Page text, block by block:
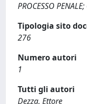
PROCESSO
Tipologia sito
276
Numero autori
1
Tutti gli autori
Dezza, Ettore